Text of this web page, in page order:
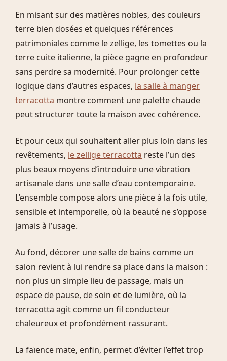
En misant sur des matières nobles, des couleurs
terre bien dosées et quelques références
patrimoniales comme le zellige, les tomettes ou la
terre cuite italienne, la pièce gagne en profondeur
sans perdre sa modernité. Pour prolonger cette
logique dans d’autres espaces, la salle à manger
terracotta montre comment une palette chaude
peut structurer toute la maison avec cohérence.
Et pour ceux qui souhaitent aller plus loin dans les
revêtements, le zellige terracotta reste l’un des
plus beaux moyens d’introduire une vibration
artisanale dans une salle d’eau contemporaine.
L’ensemble compose alors une pièce à la fois utile,
sensible et intemporelle, où la beauté ne s’oppose
jamais à l’usage.
Au fond, décorer une salle de bains comme un
salon revient à lui rendre sa place dans la maison :
non plus un simple lieu de passage, mais un
espace de pause, de soin et de lumière, où la
terracotta agit comme un fil conducteur
chaleureux et profondément rassurant.
La faïence mate, enfin, permet d’éviter l’effet trop